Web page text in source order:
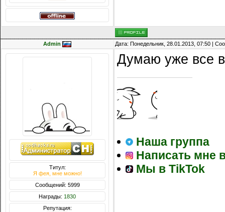
Admin Дата: Понедельник, 28.01.2013, 07:50 |
Титул:
Я фея, мне можно!
Сообщений: 5999
Награды: 1830
Репутация:
Думаю уже все
Наша группа
Написать мне
Мы в TikTok